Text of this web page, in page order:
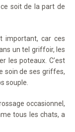
soit de la part de
important, car ces
un tel griffoir, les
les poteaux. C’est
soin de ses griffes,
souple.
occasionnel,
tous les chats, a